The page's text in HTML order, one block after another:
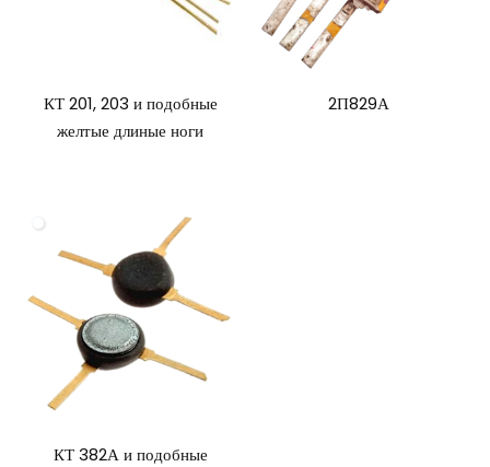
КТ 201, 203 и подобные
желтые длиные ноги
2П829А
КТ 382А и подобные